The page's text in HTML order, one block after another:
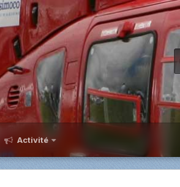
Activité